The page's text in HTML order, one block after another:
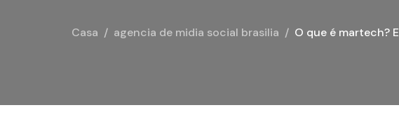
Casa agencia de midia social brasilia O que é martech?